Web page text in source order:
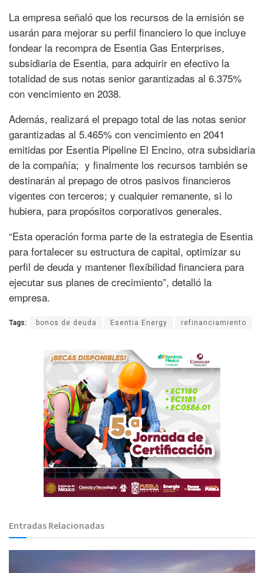
La empresa señaló que los recursos de la emisión se
usarán para mejorar su perfil financiero lo que incluye
fondear la recompra de Esentia Gas Enterprises,
subsidiaria de Esentia, para adquirir en efectivo la
totalidad de sus notas senior garantizadas al 6.375%
con vencimiento en 2038.
Además, realizará el prepago total de las notas senior
garantizadas al 5.465% con vencimiento en 2041
emitidas por Esentia Pipeline El Encino, otra subsidiaria
de la compañía; y finalmente los recursos también se
destinarán al prepago de otros pasivos financieros
vigentes con terceros; y cualquier remanente, si lo
hubiera, para propósitos corporativos generales.
“Esta operación forma parte de la estrategia de Esentia
para fortalecer su estructura de capital, optimizar su
perfil de deuda y mantener flexibilidad financiera para
ejecutar sus planes de crecimiento”, detalló la
empresa.
Tags: bonos de deuda Esentia Energy refinanciamiento
Entradas Relacionadas